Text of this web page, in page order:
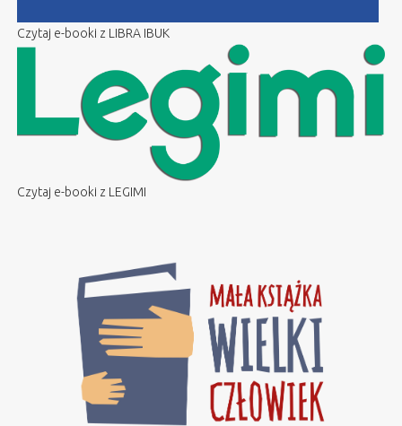
Czytaj e-booki z LIBRA IBUK
Czytaj e-booki z LEGIMI